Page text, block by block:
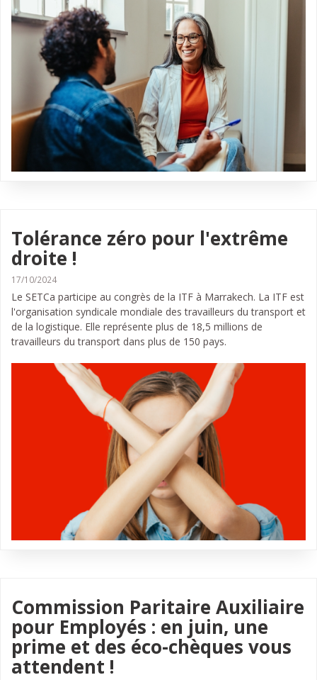
Tolérance zéro pour l'extrême
droite !
17/10/2024
Le SETCa participe au congrès de la ITF à Marrakech. La ITF est
l'organisation syndicale mondiale des travailleurs du transport et
de la logistique. Elle représente plus de 18,5 millions de
travailleurs du transport dans plus de 150 pays.
Commission Paritaire Auxiliaire
pour Employés : en juin, une
prime et des éco-chèques vous
attendent !